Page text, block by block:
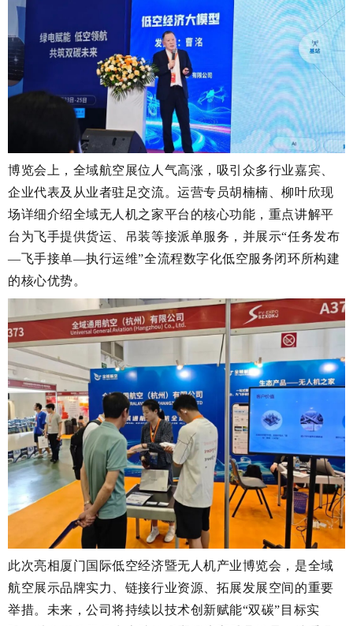
博览会上，全域航空展位人气高涨，吸引众多行业嘉宾、
企业代表及从业者驻足交流。运营专员胡楠楠、柳叶欣现
场详细介绍全域无人机之家平台的核心功能，重点讲解平
台为飞手提供货运、吊装等接派单服务，并展示“任务发布
—飞手接单—执行运维”全流程数字化低空服务闭环所构建
的核心优势。
此次亮相厦门国际低空经济暨无人机产业博览会，是全域
航空展示品牌实力、链接行业资源、拓展发展空间的重要
举措。未来，公司将持续以技术创新赋能“双碳”目标实